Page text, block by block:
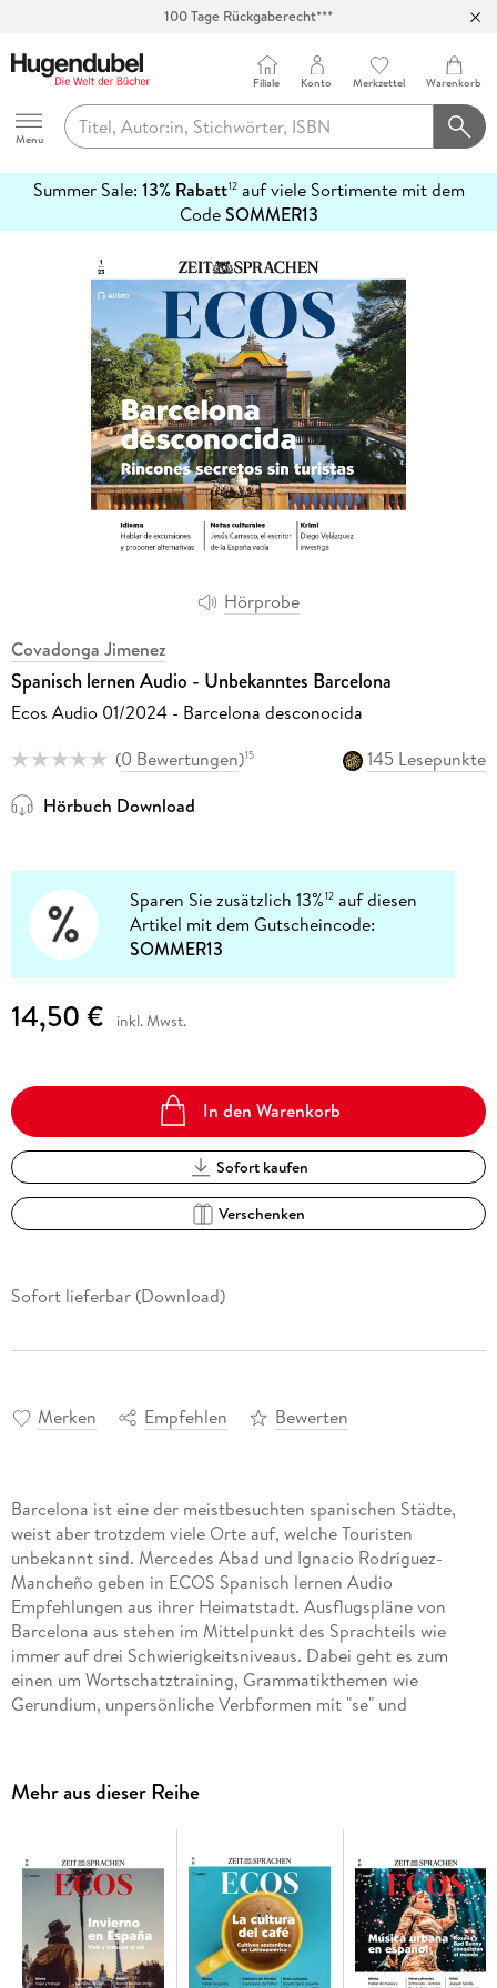
100 Tage Rückgaberecht***
Hugendubel
Menu
Filiale Konto Merkzettel Warenkorb
Summer Sale: 13% Rabatt12auf viele Sortimente mit dem
CodeSOMMER13
erfahren
Hörprobe
Covadonga Jimenez
Spanisch lernen Audio - Unbekanntes Barcelona
Ecos Audio 01/2024 - Barcelona desconocida
(0 Bewertungen)15
145 Lesepunkte
Hörbuch Download
Sparen Sie zusätzlich 13%12 auf diesen
Artikel mit dem Gutscheincode:
SOMMER13
14,50 € inkl. Mwst.
In den Warenkorb
Sofort kaufen
Verschenken
Sofort lieferbar (Download)
Merken Empfehlen Bewerten
Barcelona ist eine der meistbesuchten spanischen Städte,
weist aber trotzdem viele Orte auf, welche Touristen
unbekannt sind. Mercedes Abad und Ignacio Rodríguez-
Mancheño geben in ECOS Spanisch lernen Audio
Empfehlungen aus ihrer Heimatstadt. Ausflugspläne von
Barcelona aus stehen im Mittelpunkt des Sprachteils wie
immer auf drei Schwierigkeitsniveaus. Dabei geht es zum
einen um Wortschatztraining, Grammatikthemen wie
Gerundium, unpersönliche Verbformen mit "se" und
alles so klappt wie vorgesehen... Der spanische Schriftsteller
Jesús Carrasco spricht in ECOS über sein neues Buch
mit berühmten Persönlichkeiten der spanischen
Kulturgeschichte steht der berühmte Maler Diego Velázquez.
Spanisch lernen mit "ECOS Audio"!
Mehr aus dieser Reihe